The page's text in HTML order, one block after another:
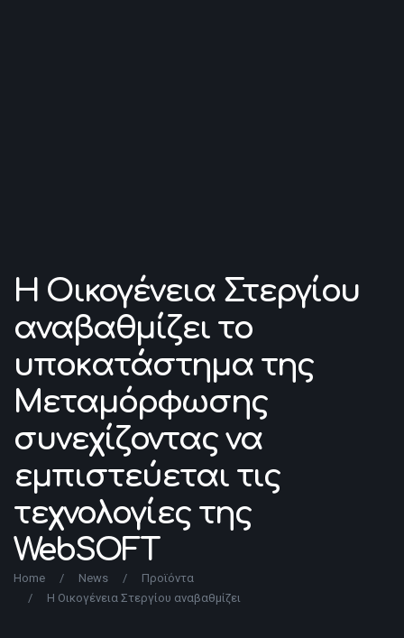
Η Οικογένεια Στεργίου
αναβαθμίζει το
υποκατάστημα της
Μεταμόρφωσης
συνεχίζοντας να
εμπιστεύεται τις
τεχνολογίες της
WebSOFT
Home / News /
Προϊόντα
/
Η Οικογένεια Στεργίου αναβαθμίζει